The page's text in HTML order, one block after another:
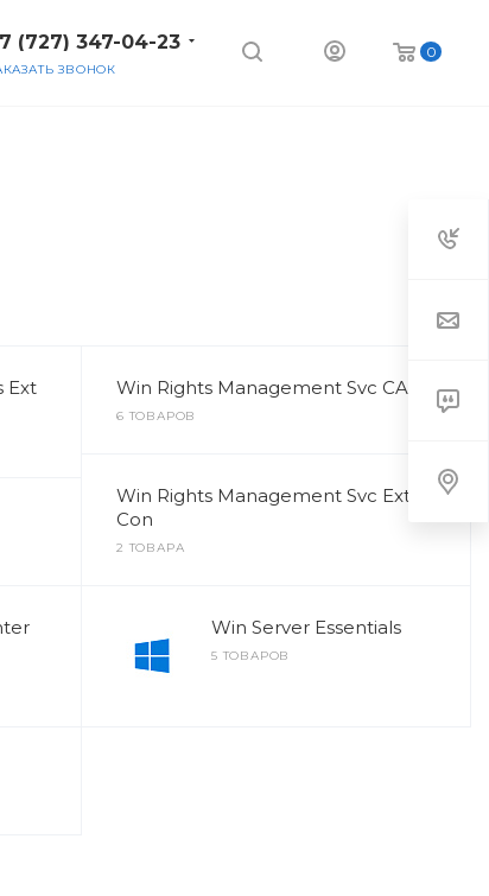
0
(727) 347-04-23
ЗВОНОК
Ext
Win Rights Management Svc CAL
6 ТОВАРОВ
Win Rights Management Svc Ext
Con
2 ТОВАРА
Win Server Essentials
5 ТОВАРОВ